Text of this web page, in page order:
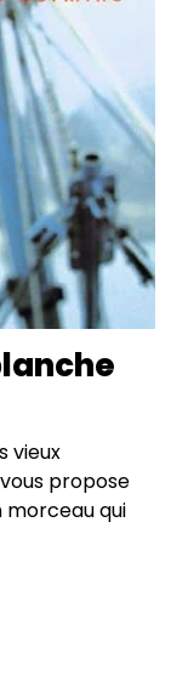
vieux
propose
morceau qui